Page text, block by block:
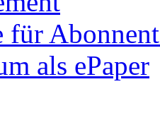
für
als ePaper